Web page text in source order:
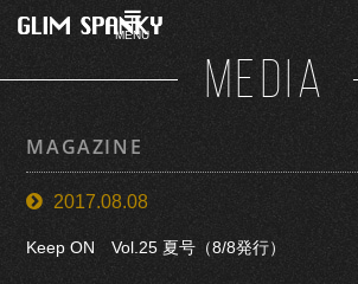
MENU
MEDIA
MAGAZINE
2017.08.08
Keep ON Vol.25 夏号（8/8発行）